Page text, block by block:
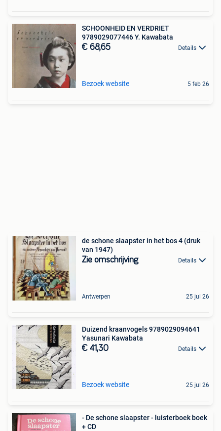
SCHOONHEID EN VERDRIET
9789029077446 Y. Kawabata
€ 68,65 Details
Bezoek website 5 feb 26
de schone slaapster in het bos 4 (druk
van 1947)
Zie omschrijving Details
Antwerpen 25 jul 26
Duizend kraanvogels 9789029094641
Yasunari Kawabata
€ 41,30 Details
Bezoek website 25 jul 26
- De schone slaapster - luisterboek boek
+ CD